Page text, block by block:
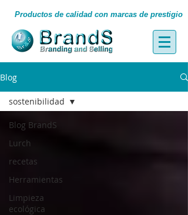
Productos de calidad con marcas de prestigio
Blog
Blog BrandS
Lurch
recetas
Herramientas
Limpieza
ecológica
sostenibilidad